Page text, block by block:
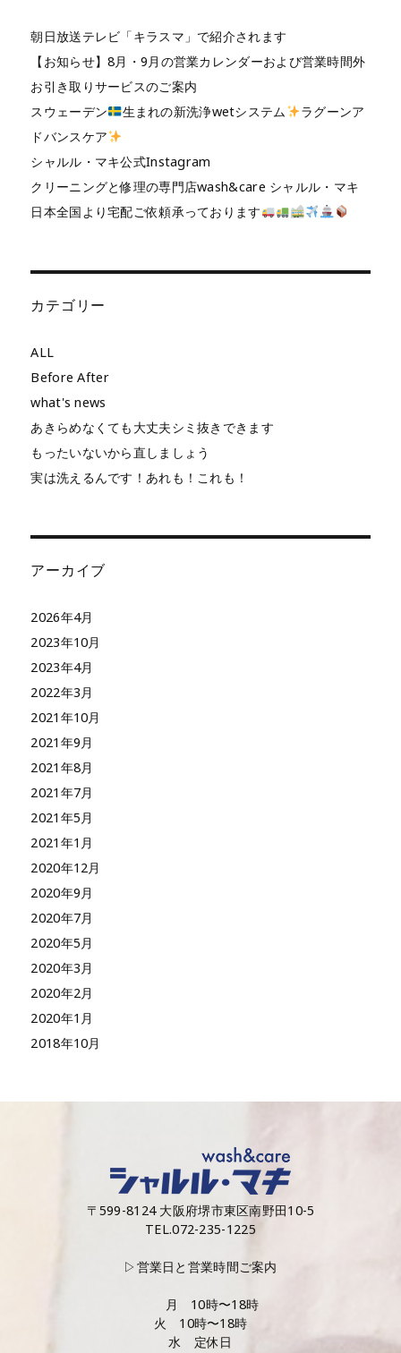
朝日放送テレビ「キラスマ」で紹介されます
【お知らせ】8月・9月の営業カレンダーおよび営業時間外
お引き取りサービスのご案内
スウェーデン
生まれの新洗浄wetシステム
ラグーンア
ドバンスケア
シャルル・マキ公式Instagram
クリーニングと修理の専門店wash&care シャルル・マキ
日本全国より宅配ご依頼承っております
カテゴリー
ALL
Before After
what's news
あきらめなくても大丈夫シミ抜きできます
もったいないから直しましょう
実は洗えるんです！あれも！これも！
アーカイブ
2026年4月
2023年10月
2023年4月
2022年3月
2021年10月
2021年9月
2021年8月
2021年7月
2021年5月
2021年1月
2020年12月
2020年9月
2020年7月
2020年5月
2020年3月
2020年2月
2020年1月
2018年10月
〒599-8124 大阪府堺市東区南野田10-5
TEL.072-235-1225
▷営業日と営業時間ご案内
月 10時〜18時
火 10時〜18時
水 定休日